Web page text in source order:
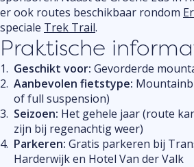
er ook routes beschikbaar rondom
speciale Trek Trail.
Praktische
Geschikt voor: Gevorderde
Aanbevolen fietstype:
of full suspension)
Seizoen: Het gehele jaar (route
zijn bij regenachtig weer)
Parkeren: Gratis parkeren bij
Harderwijk en Hotel Van der Valk